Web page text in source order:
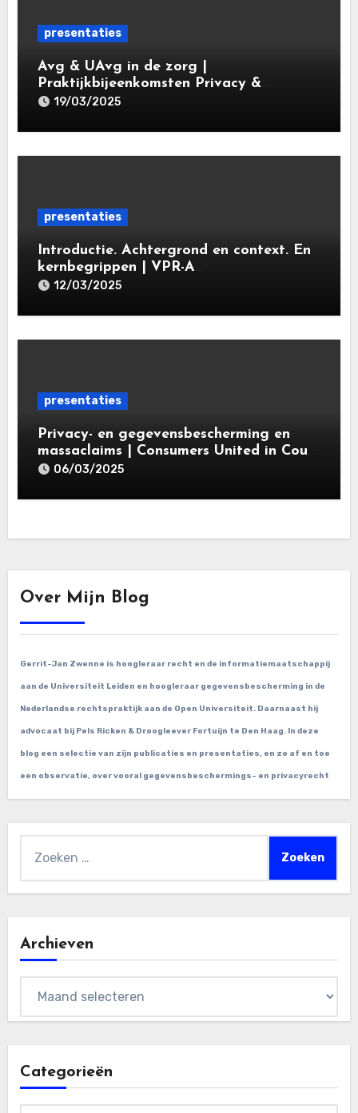
presentaties
Avg & UAvg in de zorg |
Praktijkbijeenkomsten Privacy &
Gegevensbescherming in de Zorg 2025 |
19/03/2025
presentaties
Introductie. Achtergrond en context. En
kernbegrippen | VPR-A
specialisatieopleiding Privacy- en
Leiden Law Academy 18 maart 2025
12/03/2025
presentaties
Privacy- en gegevensbescherming en
massaclaims | Consumers United in Court
(‘CUIC’) | Volkshotel A’dam 6 maart
06/03/2025
Over Mijn Blog
Gerrit-Jan Zwenne is hoogleraar recht en de informatiemaatschappij
aan de Universiteit Leiden en hoogleraar gegevensbescherming in de
Nederlandse rechtspraktijk aan de Open Universiteit. Daarnaast hij
advocaat bij Pels Ricken & Droogleever Fortuijn te Den Haag. In deze
blog een selectie van zijn publicaties en presentaties, en zo af en toe
een observatie, over vooral gegevensbeschermings- en privacyrecht
Archieven
Categorieën